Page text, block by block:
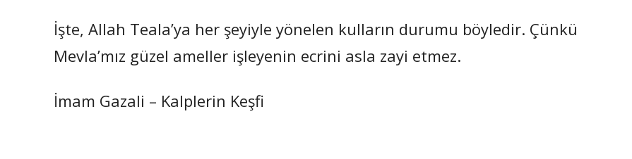
İşte, Allah Teala’ya her şeyiyle yönelen kulların durumu böyledir. Çünkü
Mevla’mız güzel ameller işleyenin ecrini asla zayi etmez.
İmam Gazali – Kalplerin Keşfi